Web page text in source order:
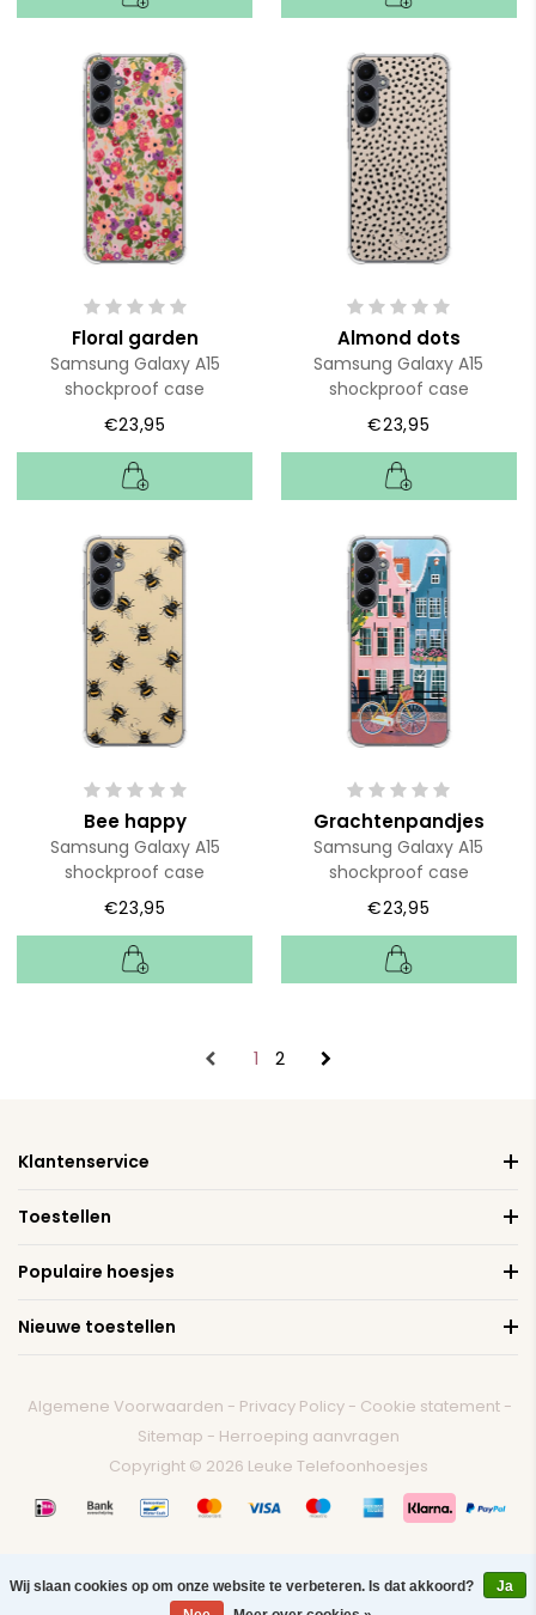
Floral garden
Samsung Galaxy A15
shockproof case
€23,95
Almond dots
Samsung Galaxy A15
shockproof case
€23,95
Bee happy
Samsung Galaxy A15
shockproof case
€23,95
Grachtenpandjes
Samsung Galaxy A15
shockproof case
€23,95
1 2
Klantenservice
Toestellen
Populaire hoesjes
Nieuwe toestellen
Algemene Voorwaarden - Privacy Policy - Cookie statement -
Sitemap - Herroeping aanvragen
Copyright © 2026 Leuke Telefoonhoesjes
Wij slaan cookies op om onze website te verbeteren. Is dat akkoord?
Ja